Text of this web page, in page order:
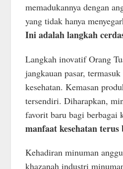
memadukannya dengan
yang tidak hanya
Ini adalah langkah
Langkah inovatif Orang
jangkauan pasar,
kesehatan. Kemasan
tersendiri. Diharapkan,
favorit baru bagi berbagai
manfaat kesehatan terus
Kehadiran minuman
khazanah industri